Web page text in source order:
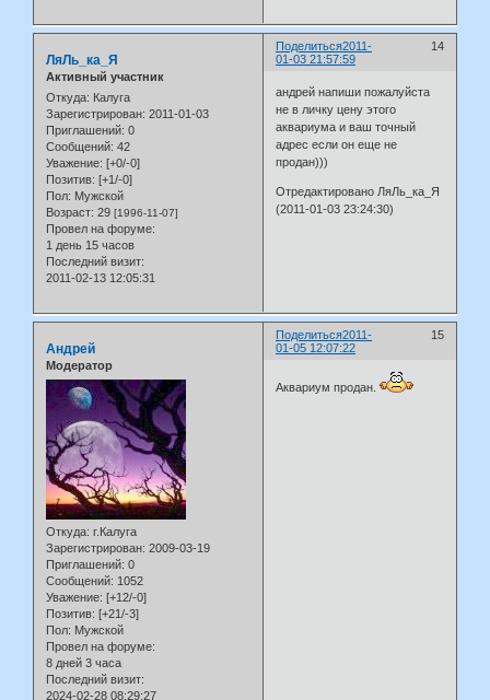
Поделиться 14
2011-
01-03 21:57:59
ЛяЛь_ка_Я
Активный участник
Откуда: Калуга
Зарегистрирован: 2011-01-03
Приглашений: 0
Сообщений: 42
Уважение: [+0/-0]
Позитив: [+1/-0]
Пол: Мужской
Возраст: 29 [1996-11-07]
Провел на форуме:
1 день 15 часов
Последний визит:
2011-02-13 12:05:31
андрей напиши пожалуйста
не в личку цену этого
аквариума и ваш точный
адрес если он еще не
продан)))
Отредактировано ЛяЛь_ка_Я
(2011-01-03 23:24:30)
Поделиться 15
2011-
01-05 12:07:22
Андрей
Модератор
Откуда: г.Калуга
Зарегистрирован: 2009-03-19
Приглашений: 0
Сообщений: 1052
Уважение: [+12/-0]
Позитив: [+21/-3]
Пол: Мужской
Провел на форуме:
8 дней 3 часа
Последний визит:
2024-02-28 08:29:27
Аквариум продан.